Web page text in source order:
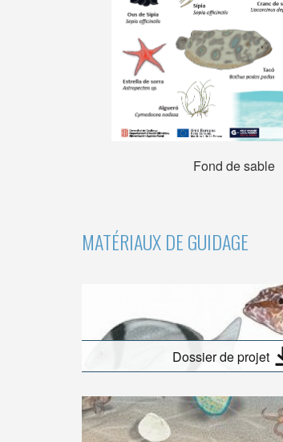
Fond de sable
MATÉRIAUX DE GUIDAGE
Dossier de projet